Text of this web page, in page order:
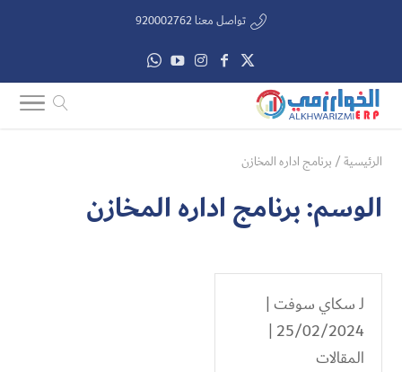
تواصل معنا 920002762
الرئيسية/ برنامج اداره المخازن
الوسم:برنامج اداره المخازن
لـسكاي سوفت |
25/02/2024 |
المقالات